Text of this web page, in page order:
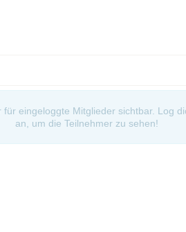
für eingeloggte Mitglieder sichtbar. Log
an, um die Teilnehmer zu sehen!